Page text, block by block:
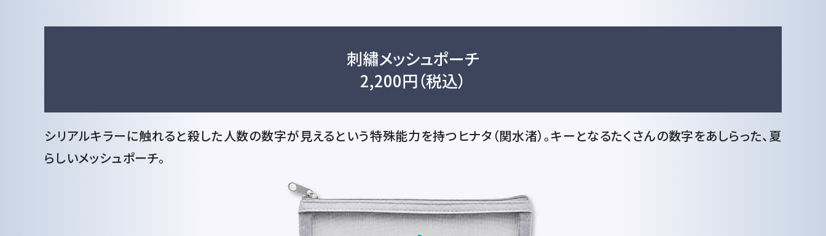
刺繡メッシュポーチ
2,200円（税込）
シリアルキラーに触れると殺した人数の数字が見えるという特殊能力を持つヒナタ（関水渚）。キーとなるたくさんの数字をあしらった、夏
らしいメッシュポーチ。